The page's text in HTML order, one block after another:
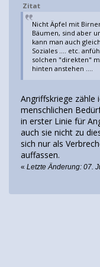
Zitat
Nicht Äpfel mit
Bäumen, sind aber
kann man auch
Soziales .... etc.
solchen "direkten"
hinten anstehen ....
Angriffskriege zähle
menschlichen
in erster Linie für
auch sie nicht zu
sich nur als
auffassen.
« Letzte Änderung: 07.